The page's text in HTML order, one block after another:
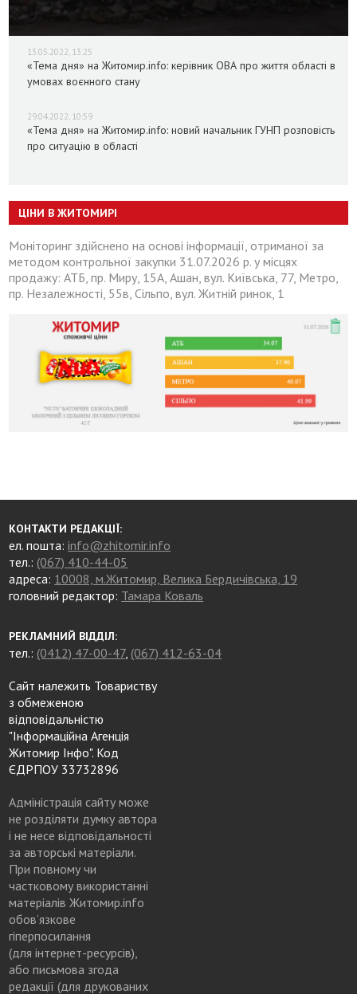
13.05.2022, 13:25
«Тема дня» на Житомир.info: керівник ОВА про життя області в
умовах воєнного стану
29.04.2022, 10:59
«Тема дня» на Житомир.info: новий начальник ГУНП розповість
про ситуацію в області
ЦІНИ В ЖИТОМИРІ
Моніторинг здійснено на основі інформації, отриманої за
методом контрольної закупки 31.07.2026 р. у місцях
продажу: АТБ, пр. Миру, 15А, Ашан, вул. Київська, 77, Метро,
пр. Незалежності, 55в, Сільпо, вул. Житній ринок, 1
КОНТАКТИ РЕДАКЦІЇ:
ел. пошта:info@zhitomir.info
тел.: (067) 410-44-05
адреса: 10008, м.Житомир, Велика Бердичівська, 19
головний редактор: Тамара Коваль
РЕКЛАМНИЙ ВІДДІЛ:
тел.: (0412) 47-00-47, (067) 412-63-04
Сайт належить Товариству
з обмеженою
відповідальністю
"Інформаційна Агенція
Житомир Інфо". Код
ЄДРПОУ 33732896
Адміністрація сайту може
не розділяти думку автора
і не несе відповідальності
за авторські матеріали.
При повному чи
частковому використанні
матеріалів Житомир.info
обов’язкове
гіперпосилання
(для інтернет-ресурсів),
або письмова згода
редакції (для друкованих